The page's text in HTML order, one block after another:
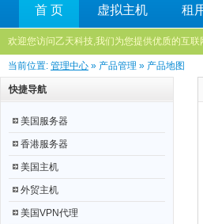
首 页 虚拟主机 租
欢迎您访问乙天科技,我们为您提供优质的互联
当前位置: 管理中心 » 产品管理 » 产品地图
快捷导航
美国服务器
香港服务器
美国主机
外贸主机
美国VPN代理